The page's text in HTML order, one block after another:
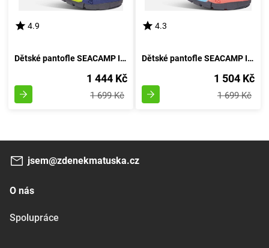
4.9
Dětské pantofle SEACAMP II CNX, MODRÝ OCEÁN/LIMETKA, keen, 1022993/1022978/1022939, 36
1 444 Kč
1 699 Kč
4.3
Dětské pantofle SEACAMP II CNX, KORÁLOVÁ/PIVOŇKOVÁ, keen, 1022989/1022941/1022974, červená - velikost 36
1 504 Kč
1 699 Kč
jsem@zdenekmatuska.cz
O nás
Spolupráce